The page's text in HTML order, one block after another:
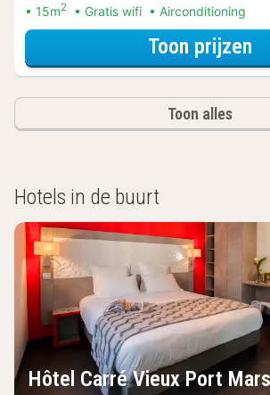
15m2 Gratis wifi Airconditioning
Toon prijzen
Toon alles
Hotels in de buurt
Hôtel Carré Vieux Port